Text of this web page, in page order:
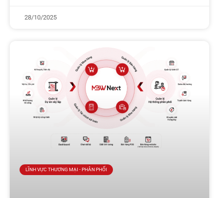
28/10/2025
LĨNH VỰC THƯƠNG MẠI - PHÂN PHỐI